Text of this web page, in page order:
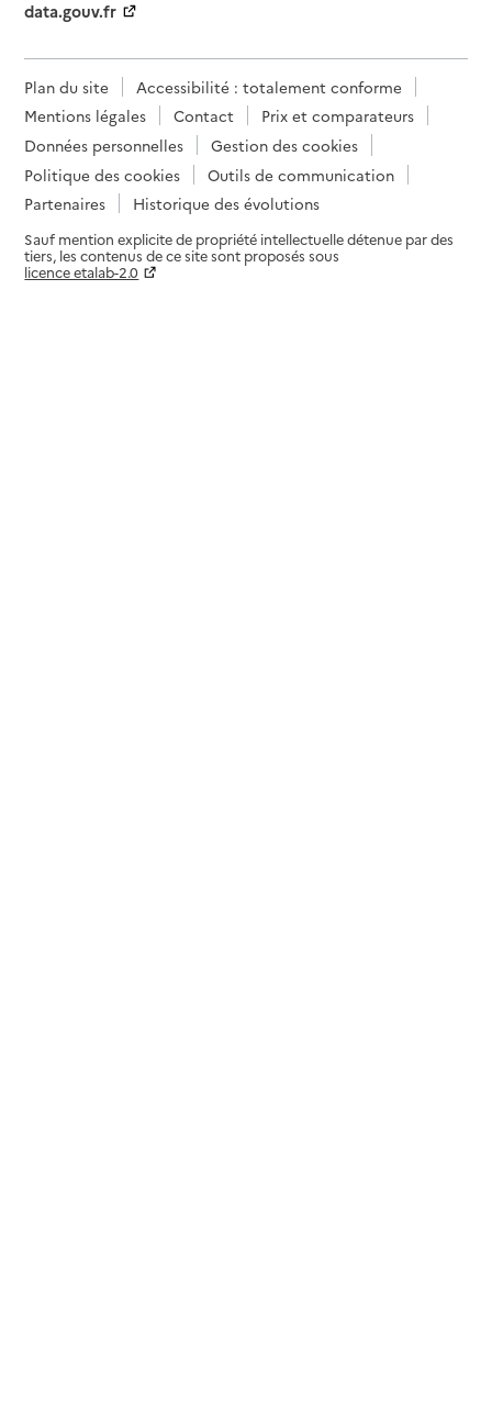
data.gouv.fr
Plan du site
Accessibilité : totalement conforme
Mentions légales
Contact
Prix et comparateurs
Données personnelles
Gestion des cookies
Politique des cookies
Outils de communication
Partenaires
Historique des évolutions
Sauf mention explicite de propriété intellectuelle détenue par des
tiers, les contenus de ce site sont proposés sous
licence etalab-2.0